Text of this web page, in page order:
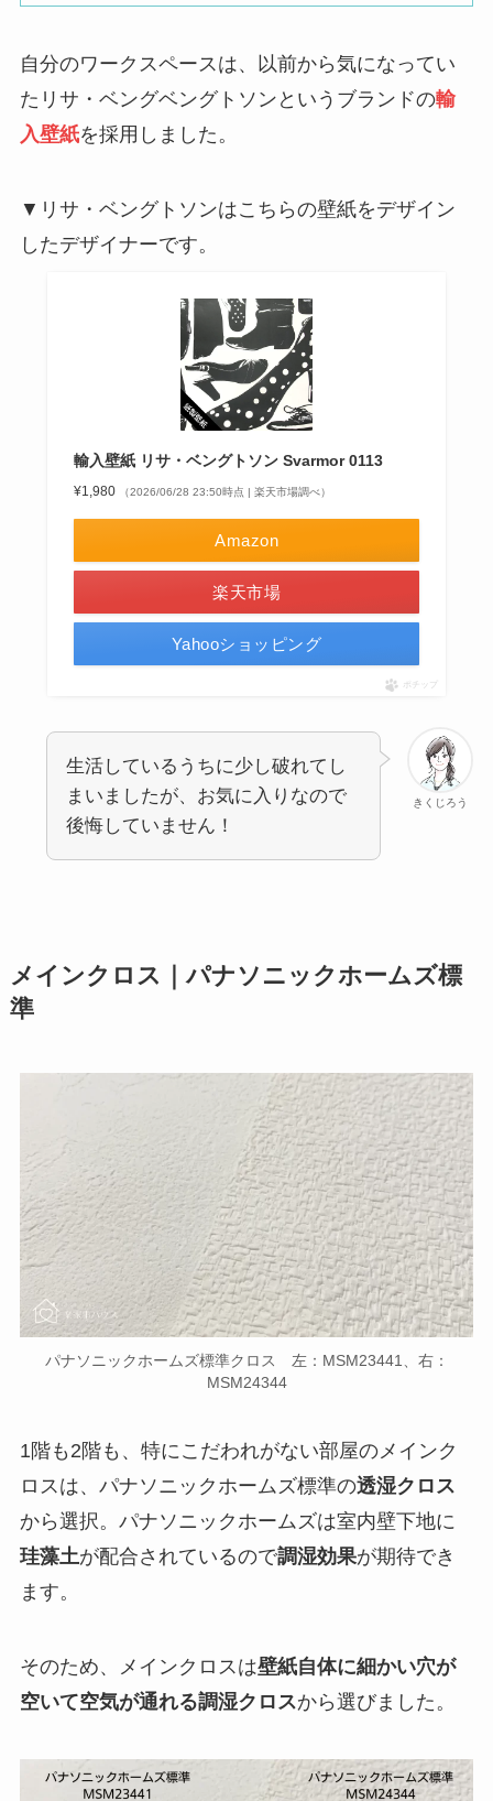
自分のワークスペースは、以前から気になってい
たリサ・ベングベングトソンというブランドの輸
入壁紙を採用しました。
▼リサ・ベングトソンはこちらの壁紙をデザイン
したデザイナーです。
輸入壁紙 リサ・ベングトソン Svarmor 0113
¥1,980 （2026/06/28 23:50時点 | 楽天市場調べ）
Amazon
楽天市場
Yahooショッピング
ポチップ
きくじろう
生活しているうちに少し破れてし
まいましたが、お気に入りなので
後悔していません！
メインクロス｜パナソニックホームズ標
準
パナソニックホームズ標準クロス 左：MSM23441、右：
MSM24344
1階も2階も、特にこだわれがない部屋のメインク
ロスは、パナソニックホームズ標準の透湿クロス
から選択。パナソニックホームズは室内壁下地に
珪藻土が配合されているので調湿効果が期待でき
ます。
そのため、メインクロスは壁紙自体に細かい穴が
空いて空気が通れる調湿クロスから選びました。